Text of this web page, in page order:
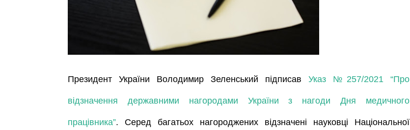
Президент України Володимир Зеленський підписав Указ №257/2021 “Про
відзначення державними нагородами України з нагоди Дня медичного
працівника”. Серед багатьох нагороджених відзначені науковці Національної